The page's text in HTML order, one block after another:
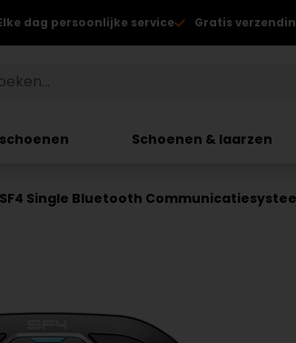
dag persoonlijke service Gratis
Schoenen & laarzen
Single Bluetooth